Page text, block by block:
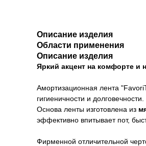
Описание изделия
Области применения
Описание изделия
Яркий акцент на комфорте
Амортизационная лента
гигиеничности и долговечности.
Основа ленты изготовлена из
эффективно впитывает пот,
Фирменной отличительной